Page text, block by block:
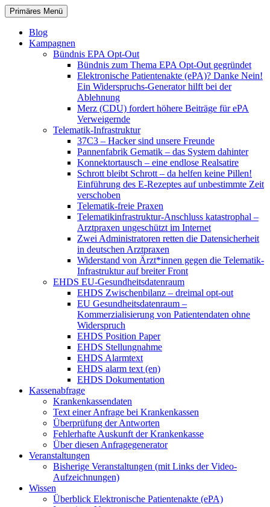
Zum
Inhalt
springen
patientenrechte-datenschutz.de
Suchen
Primäres Menü
Blog
Kampagnen
Bündnis EPA Opt-Out
Bündnis zum Thema EPA Opt-Out gegründet
Elektronische Patientenakte (ePA)? Danke Nein!
Ein Widerspruchs-Generator hilft bei der
Ablehnung
Merz (CDU) fordert höhere Beiträge für ePA
Verweigernde
Telematik-Infrastruktur
37C3 – Hacker sind unsere Freunde
Pannenfabrik Gematik – das System dahinter
Konnektortausch – eine endlose Realsatire
Schrott bleibt Schrott – da helfen keine Pillen!
Einführung des E-Rezeptes auf unbestimmte Zeit
verschoben
Telematik-freie Praxen
Telematikinfrastruktur-Anschluss katastrophal –
Arztpraxen ungeschützt im Internet
Zwei Administratoren retten die Datensicherheit
in deutschen Arztpraxen
Widerstand von Ärzt*innen gegen die Telematik-
Infrastruktur auf breiter Front
EHDS EU-Gesundheitsdatenraum
EHDS Zwischenbilanz – dreimal opt-out
EU Gesundheitsdatenraum –
Kommerzialisierung von Patientendaten ohne
Widerspruch
EHDS Position Paper
EHDS Stellungnahme
EHDS Alarmtext
EHDS alarm text (en)
EHDS Dokumentation
Kassenabfrage
Krankenkassendaten
Text einer Anfrage bei Krankenkassen
Überprüfung der Antworten
Fehlerhafte Auskunft der Krankenkasse
Über diesen Anfragegenerator
Veranstaltungen
Bisherige Veranstaltungen (mit Links der Video-
Aufzeichnungen)
Wissen
Überblick Elektronische Patientenakte (ePA)